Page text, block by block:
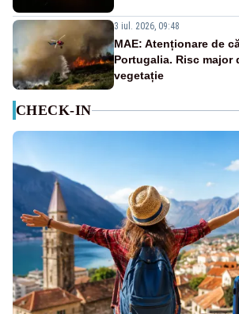
3 iul. 2026, 09:48
MAE: Atenționare de
Portugalia. Risc major
vegetație
CHECK-IN